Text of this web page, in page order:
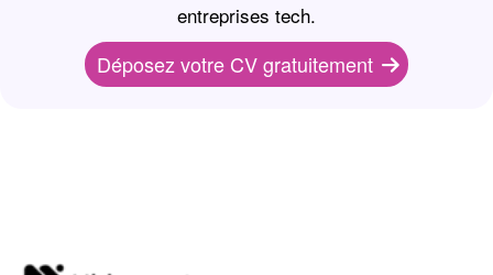
entreprises tech.
Déposez votre CV gratuitement